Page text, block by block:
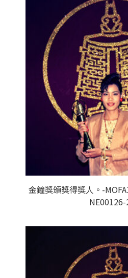
金鐘獎頒獎得獎人。-